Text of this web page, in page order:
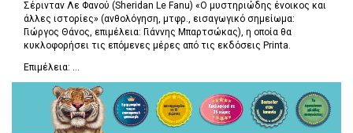
Σέρινταν Λε Φανού (Sheridan Le Fanu) «Ο μυστηριώδης ένοικος και
άλλες ιστορίες» (ανθολόγηση, μτφρ., εισαγωγικό σημείωμα:
Γιώργος Θάνος, επιμέλεια: Γιάννης Μπαρτσώκας), η οποία θα
κυκλοφορήσει τις επόμενες μέρες από τις εκδόσεις Printa.
Επιμέλεια: ...